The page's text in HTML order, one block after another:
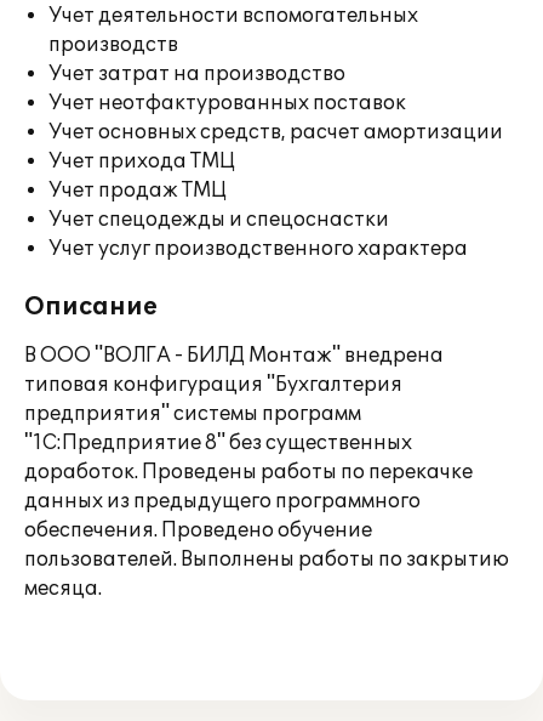
Учет деятельности вспомогательных
производств
Учет затрат на производство
Учет неотфактурованных поставок
Учет основных средств, расчет амортизации
Учет прихода ТМЦ
Учет продаж ТМЦ
Учет спецодежды и спецоснастки
Учет услуг производственного характера
Описание
В ООО "ВОЛГА - БИЛД Монтаж" внедрена
типовая конфигурация "Бухгалтерия
предприятия" системы программ
"1С:Предприятие 8" без существенных
доработок. Проведены работы по перекачке
данных из предыдущего программного
обеспечения. Проведено обучение
пользователей. Выполнены работы по закрытию
месяца.